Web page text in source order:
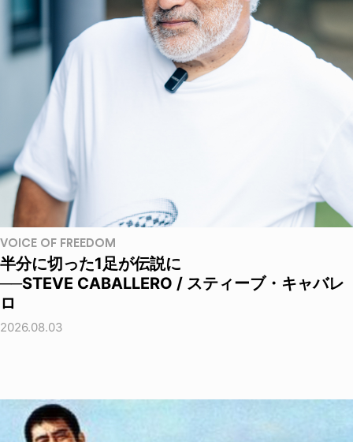
VOICE OF FREEDOM
半分に切った1足が伝説に
──STEVE CABALLERO / スティーブ・キャバレ
ロ
2026.08.03